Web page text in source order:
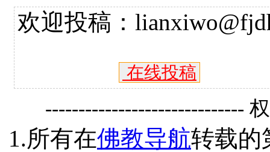
欢迎投稿：
在线投稿
------------------------------
1.所有在佛教导航转载的